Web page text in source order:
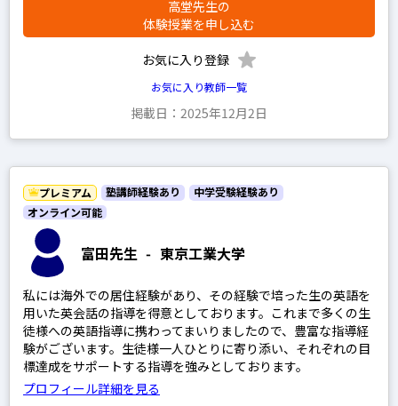
高堂先生の
体験授業を申し込む
お気に入り登録
お気に入り教師一覧
掲載日：2025年12月2日
富田先生 - 東京工業大学
プレミアム 塾講師経験あり
中学受験経験あり
オンライン可能
私には海外での居住経験があり、その経験で培った生の英語を
用いた英会話の指導を得意としております。これまで多くの生
徒様への英語指導に携わってまいりましたので、豊富な指導経
験がございます。生徒様一人ひとりに寄り添い、それぞれの目
標達成をサポートする指導を強みとしております。
プロフィール詳細を見る